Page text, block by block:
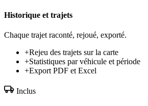
Historique et trajets
Chaque trajet raconté, rejoué, exporté.
+Rejeu des trajets sur la carte
+Statistiques par véhicule et période
+Export PDF et Excel
Inclus